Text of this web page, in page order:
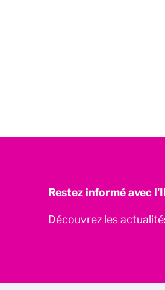
Restez informé avec
Découvrez les